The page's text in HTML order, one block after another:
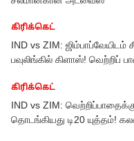
கிரிக்கெட்
IND vs ZIM: ஜிம்பாப்வேயிடம்
பவுலிங்கில் கிளாஸ்! வெற்றிப்
கிரிக்கெட்
IND vs ZIM:
தொடங்கியது டி20 யுத்தம்!